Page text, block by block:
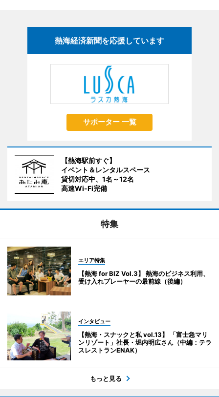
熱海経済新聞を応援しています
サポーター 一覧
【熱海駅前すぐ】
イベント＆レンタルスペース
貸切対応中、1名～12名
高速Wi-Fi完備
特集
エリア特集
【熱海 for BIZ Vol.3】 熱海のビジネス利用、
受け入れプレーヤーの最前線（後編）
インタビュー
【熱海・スナックと私 vol.13】 「富士急マリ
ンリゾート」社長・堀内明広さん（中編：テラ
スレストランENAK）
もっと見る